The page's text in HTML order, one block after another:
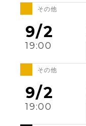
その他
9/2
19:00
その他
9/2
19:00